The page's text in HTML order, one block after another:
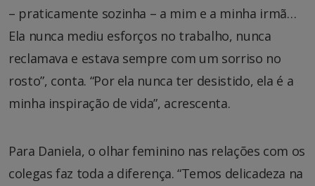
– praticamente sozinha – a mim e a minha irmã…
Ela nunca mediu esforços no trabalho, nunca
reclamava e estava sempre com um sorriso no
rosto”, conta. “Por ela nunca ter desistido, ela é a
minha inspiração de vida”, acrescenta.
Para Daniela, o olhar feminino nas relações com os
colegas faz toda a diferença. “Temos delicadeza na